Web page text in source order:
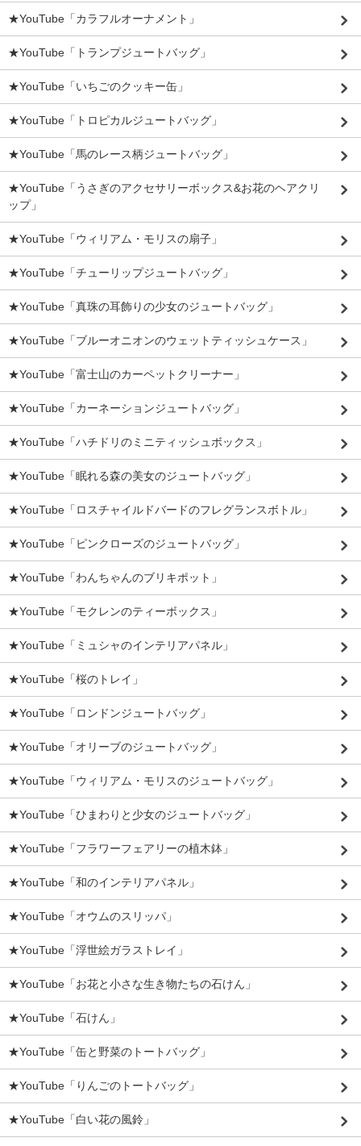
★YouTube「カラフルオーナメント」
★YouTube「トランプジュートバッグ」
★YouTube「いちごのクッキー缶」
★YouTube「トロピカルジュートバッグ」
★YouTube「馬のレース柄ジュートバッグ」
★YouTube「うさぎのアクセサリーボックス&お花のヘアクリ
ップ」
★YouTube「ウィリアム・モリスの扇子」
★YouTube「チューリップジュートバッグ」
★YouTube「真珠の耳飾りの少女のジュートバッグ」
★YouTube「ブルーオニオンのウェットティッシュケース」
★YouTube「富士山のカーペットクリーナー」
★YouTube「カーネーションジュートバッグ」
★YouTube「ハチドリのミニティッシュボックス」
★YouTube「眠れる森の美女のジュートバッグ」
★YouTube「ロスチャイルドバードのフレグランスボトル」
★YouTube「ピンクローズのジュートバッグ」
★YouTube「わんちゃんのブリキポット」
★YouTube「モクレンのティーボックス」
★YouTube「ミュシャのインテリアパネル」
★YouTube「桜のトレイ」
★YouTube「ロンドンジュートバッグ」
★YouTube「オリーブのジュートバッグ」
★YouTube「ウィリアム・モリスのジュートバッグ」
★YouTube「ひまわりと少女のジュートバッグ」
★YouTube「フラワーフェアリーの植木鉢」
★YouTube「和のインテリアパネル」
★YouTube「オウムのスリッパ」
★YouTube「浮世絵ガラストレイ」
★YouTube「お花と小さな生き物たちの石けん」
★YouTube「石けん」
★YouTube「缶と野菜のトートバッグ」
★YouTube「りんごのトートバッグ」
★YouTube「白い花の風鈴」